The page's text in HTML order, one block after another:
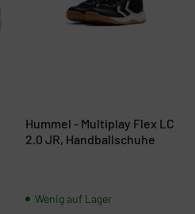
Hummel - Multiplay Flex LC
2.0 JR, Handballschuhe
Wenig auf Lager